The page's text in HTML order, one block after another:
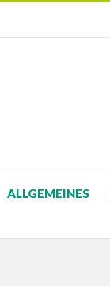
ALLGEMEINES